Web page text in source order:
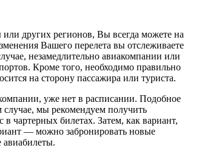
других регионов, Вы всегда можете на
Вашего перелета вы отслеживаете
незамедлительно авиакомпании или
Кроме того, необходимо правильно
на сторону пассажира или туриста.
уже нет в расписании. Подобное
случае, мы рекомендуем получить
чартерных билетах. Затем, как вариант,
— можно забронировать новые
авиабилеты.